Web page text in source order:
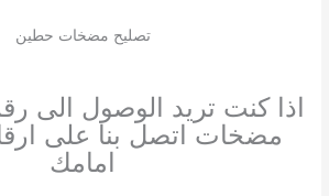
تصليح مضخات حطين
اذا كنت تريد الوصول الى
مضخات اتصل بنا على
امامك